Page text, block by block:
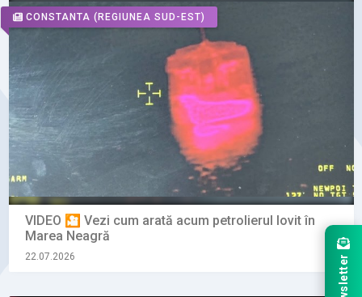
CONSTANTA (REGIUNEA SUD-EST)
VIDEO 🎦 Vezi cum arată acum petrolierul lovit în
Marea Neagră
22.07.2026 Newsletter